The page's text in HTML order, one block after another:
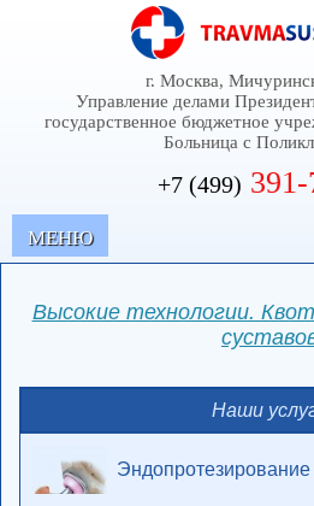
г. Москва,
Управление делами
государственное бюджетное
Больница с
+7 (499)
MЕНЮ
Высокие технологии.
Наши
Эндопротезирование